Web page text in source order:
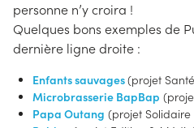
personne n’y croira !
Quelques bons exemples de
dernière ligne droite :
Enfants sauvages(projet
Microbrasserie BapBap
Papa Outang (projet Solidaire